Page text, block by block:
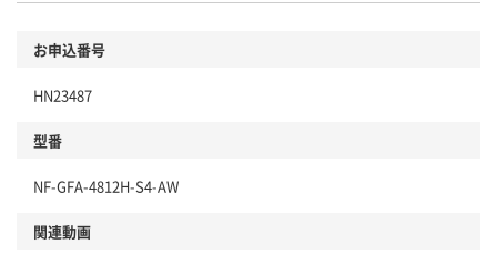
お申込番号
HN23487
型番
NF-GFA-4812H-S4-AW
関連動画